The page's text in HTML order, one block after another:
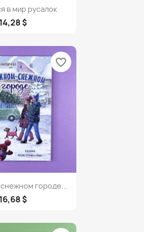
в мир русалок
14,28 $
городе...
16,68 $
favorite_border